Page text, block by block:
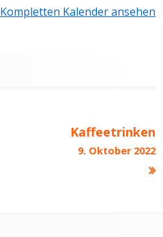
Kompletten Kalender ansehen
Kaffeetrinken
9. Oktober 2022